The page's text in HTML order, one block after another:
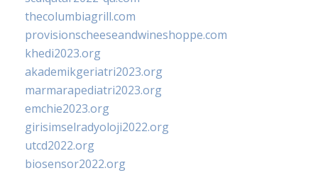
thecolumbiagrill.com
provisionscheeseandwineshoppe.com
khedi2023.org
akademikgeriatri2023.org
marmarapediatri2023.org
emchie2023.org
girisimselradyoloji2022.org
utcd2022.org
biosensor2022.org